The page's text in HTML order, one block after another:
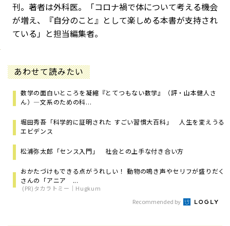
刊。著者は外科医。「コロナ禍で体について考える機会
が増え、『自分のこと』として楽しめる本書が支持され
ている」と担当編集者。
あわせて読みたい
数学の面白いところを凝縮『とてつもない数学』（評・山本健人さ
ん）―文系のための科...
堀田秀吾「科学的に証明された すごい習慣大百科」 人生を変えうる
エビデンス
松浦弥太郎「センス入門」 社会との上手な付き合い方
おかたづけもできる点がうれしい！ 動物の鳴き声やセリフが盛りだく
さんの「アニア ...
(PR)タカラトミー｜Hugkum
Recommended by